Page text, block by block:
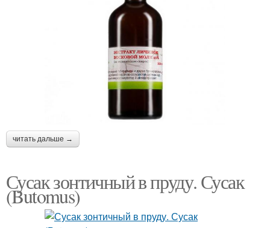
читать дальше →
Сусак зонтичный в пруду. Сусак
(Butomus)